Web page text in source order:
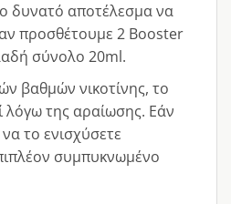
δυνατό αποτέλεσμα να
προσθέτουμε 2 Booster
σύνολο 20ml.
βαθμών νικοτίνης, το
λόγω της αραίωσης. Εάν
το ενισχύσετε
συμπυκνωμένο